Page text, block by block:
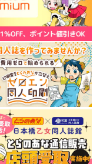
作品詳細
忘却に咲く花【上】
よもぎ餅
専売 787円（税込）
ブルーロック
カイザー×潔世一
サンプル